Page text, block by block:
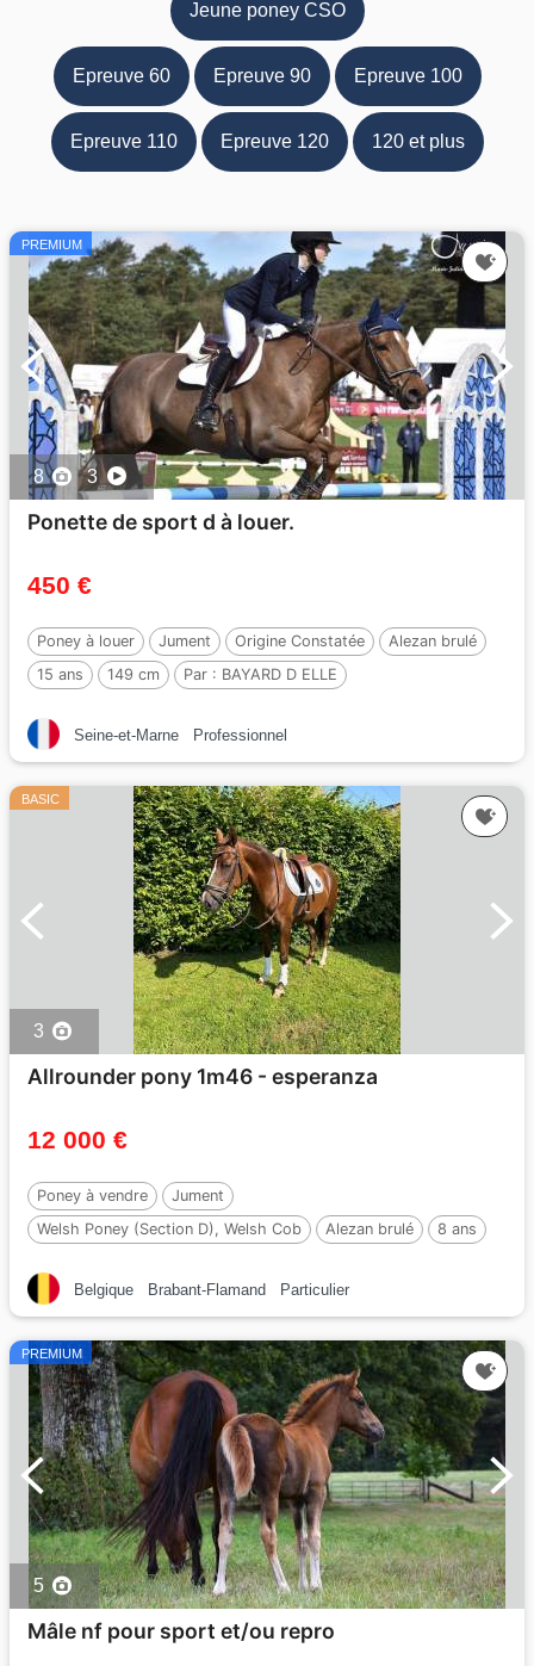
Jeune poney CSO
Epreuve 60 Epreuve 90 Epreuve 100
Epreuve 110 Epreuve 120 120 et plus
PREMIUM
8 3
Ponette de sport d à louer.
450 €
Poney à louer Jument Origine Constatée
Alezan brulé
15 ans
149 cm Par : BAYARD D ELLE
Seine-et-Marne Professionnel
BASIC
3
Allrounder pony 1m46 - esperanza
12 000 €
Poney à vendre
Jument
Welsh Poney (Section D), Welsh Cob
Alezan brulé
8 ans
Belgique
Brabant-Flamand Particulier
PREMIUM
5
Mâle nf pour sport et/ou repro